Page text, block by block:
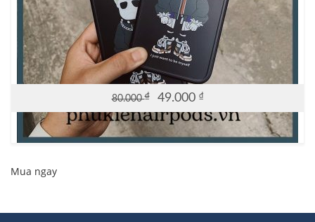
80.000₫
Original
price
was:
49.000 ₫
Current
price
is:
Mua ngay